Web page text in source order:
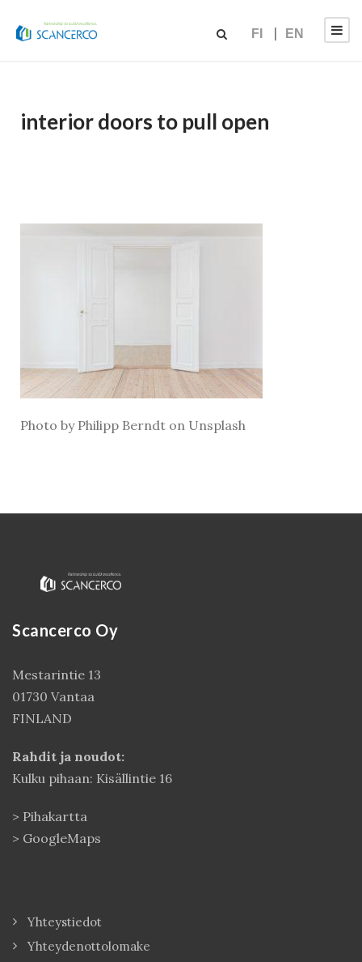
FI EN
interior doors to pull open
Photo by Philipp Berndt on Unsplash
Scancerco Oy
Mestarintie 13
01730 Vantaa
FINLAND
Rahdit ja noudot:
Kulku pihaan: Kisällintie 16
> Pihakartta
> GoogleMaps
Yhteystiedot
Yhteydenottolomake